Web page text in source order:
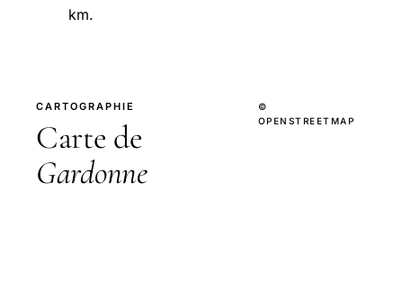
km.
CARTOGRAPHIE
Carte de
Gardonne
©
OPENSTREETMAP